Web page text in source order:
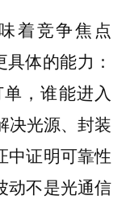
着竞争焦点
体的能力：
，谁能进入
决光源、封装
中证明可靠性
动不是光通信